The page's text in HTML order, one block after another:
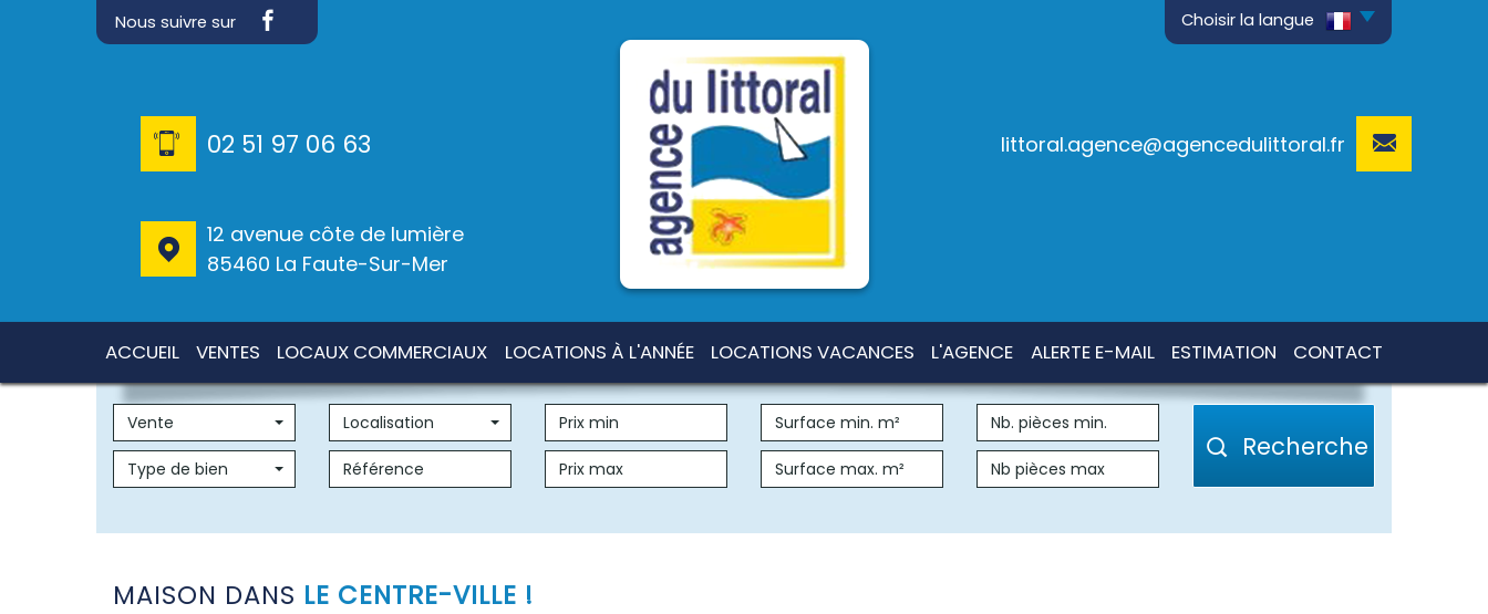
Choisir la langue
Nous suivre sur
02 51 97 06 63
12 avenue côte de lumière
85460 La Faute-Sur-Mer
littoral.agence@agencedulittoral.fr
ACCUEIL VENTES LOCAUX COMMERCIAUX LOCATIONS À L'ANNÉE LOCATIONS VACANCES L'AGENCE ALERTE E-MAIL ESTIMATION CONTACT
Vente
Type de bien
Localisation
Recherche
MAISON DANS LE CENTRE-VILLE !